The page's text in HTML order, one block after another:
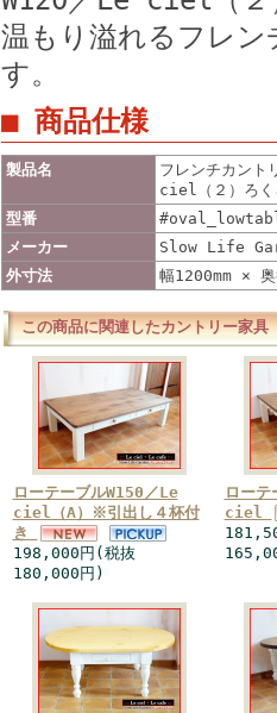
温もり溢れるフレ
す。
■ 商品仕様
製品名
フレンチカント
ciel（２）ろく
型番
メーカー
Slow Life
外寸法
幅1200mm ×
この商品に関連したカントリー家具
ローテーブルW150／Le
ciel（A）※引出し４杯付
き
198,000円(税抜
180,000円)
ローテ
ciel